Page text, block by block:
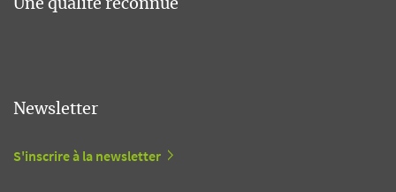
Une qualité reconnue
Newsletter
S'inscrire à la newsletter